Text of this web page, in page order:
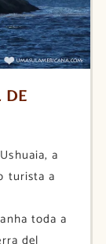
DE
a
turista a
toda a